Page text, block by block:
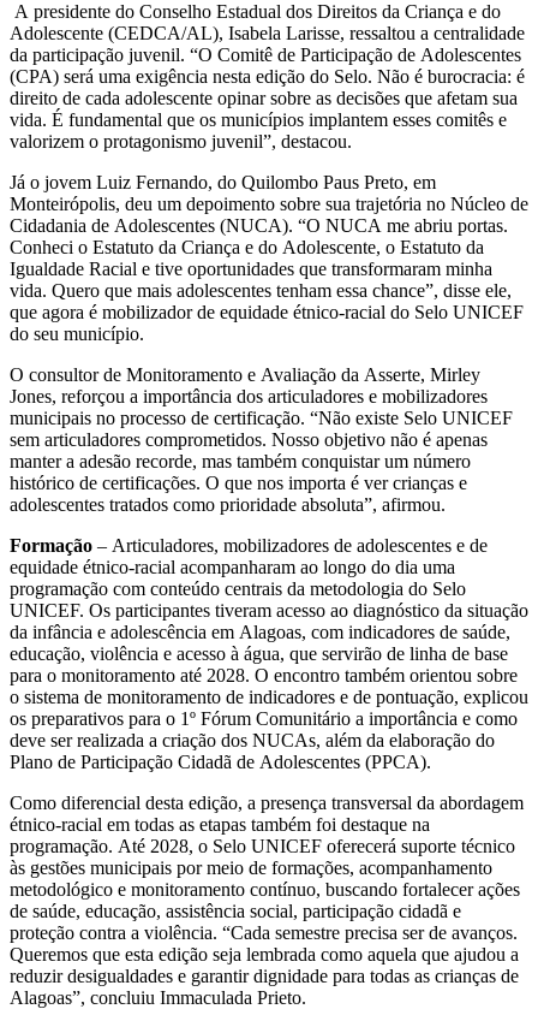
A presidente do Conselho Estadual dos Direitos da Criança e do
Adolescente (CEDCA/AL), Isabela Larisse, ressaltou a centralidade
da participação juvenil. “O Comitê de Participação de Adolescentes
(CPA) será uma exigência nesta edição do Selo. Não é burocracia: é
direito de cada adolescente opinar sobre as decisões que afetam sua
vida. É fundamental que os municípios implantem esses comitês e
valorizem o protagonismo juvenil”, destacou.
Já o jovem Luiz Fernando, do Quilombo Paus Preto, em
Monteirópolis, deu um depoimento sobre sua trajetória no Núcleo de
Cidadania de Adolescentes (NUCA). “O NUCA me abriu portas.
Conheci o Estatuto da Criança e do Adolescente, o Estatuto da
Igualdade Racial e tive oportunidades que transformaram minha
vida. Quero que mais adolescentes tenham essa chance”, disse ele,
que agora é mobilizador de equidade étnico-racial do Selo UNICEF
do seu município.
O consultor de Monitoramento e Avaliação da Asserte, Mirley
Jones, reforçou a importância dos articuladores e mobilizadores
municipais no processo de certificação. “Não existe Selo UNICEF
sem articuladores comprometidos. Nosso objetivo não é apenas
manter a adesão recorde, mas também conquistar um número
histórico de certificações. O que nos importa é ver crianças e
adolescentes tratados como prioridade absoluta”, afirmou.
Formação – Articuladores, mobilizadores de adolescentes e de
equidade étnico-racial acompanharam ao longo do dia uma
programação com conteúdo centrais da metodologia do Selo
UNICEF. Os participantes tiveram acesso ao diagnóstico da situação
da infância e adolescência em Alagoas, com indicadores de saúde,
educação, violência e acesso à água, que servirão de linha de base
para o monitoramento até 2028. O encontro também orientou sobre
o sistema de monitoramento de indicadores e de pontuação, explicou
os preparativos para o 1º Fórum Comunitário a importância e como
deve ser realizada a criação dos NUCAs, além da elaboração do
Plano de Participação Cidadã de Adolescentes (PPCA).
Como diferencial desta edição, a presença transversal da abordagem
étnico-racial em todas as etapas também foi destaque na
programação. Até 2028, o Selo UNICEF oferecerá suporte técnico
às gestões municipais por meio de formações, acompanhamento
metodológico e monitoramento contínuo, buscando fortalecer ações
de saúde, educação, assistência social, participação cidadã e
proteção contra a violência. “Cada semestre precisa ser de avanços.
Queremos que esta edição seja lembrada como aquela que ajudou a
reduzir desigualdades e garantir dignidade para todas as crianças de
Alagoas”, concluiu Immaculada Prieto.